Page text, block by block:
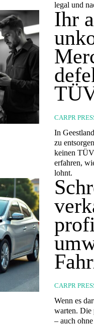
legal und
Ihr
CARPR
In
zu
keinen
erfahren,
lohnt.
CARPR
Wenn es
warten. Die
– auch